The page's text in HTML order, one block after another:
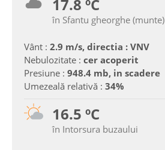
17.8 ºC
în Sfantu gheorghe (munte)
Vânt : 2.9 m/s, directia : VNV
Nebulozitate : cer acoperit
Presiune : 948.4 mb, in scadere
Umezeală relativă : 34%
16.5 ºC
în Intorsura buzaului